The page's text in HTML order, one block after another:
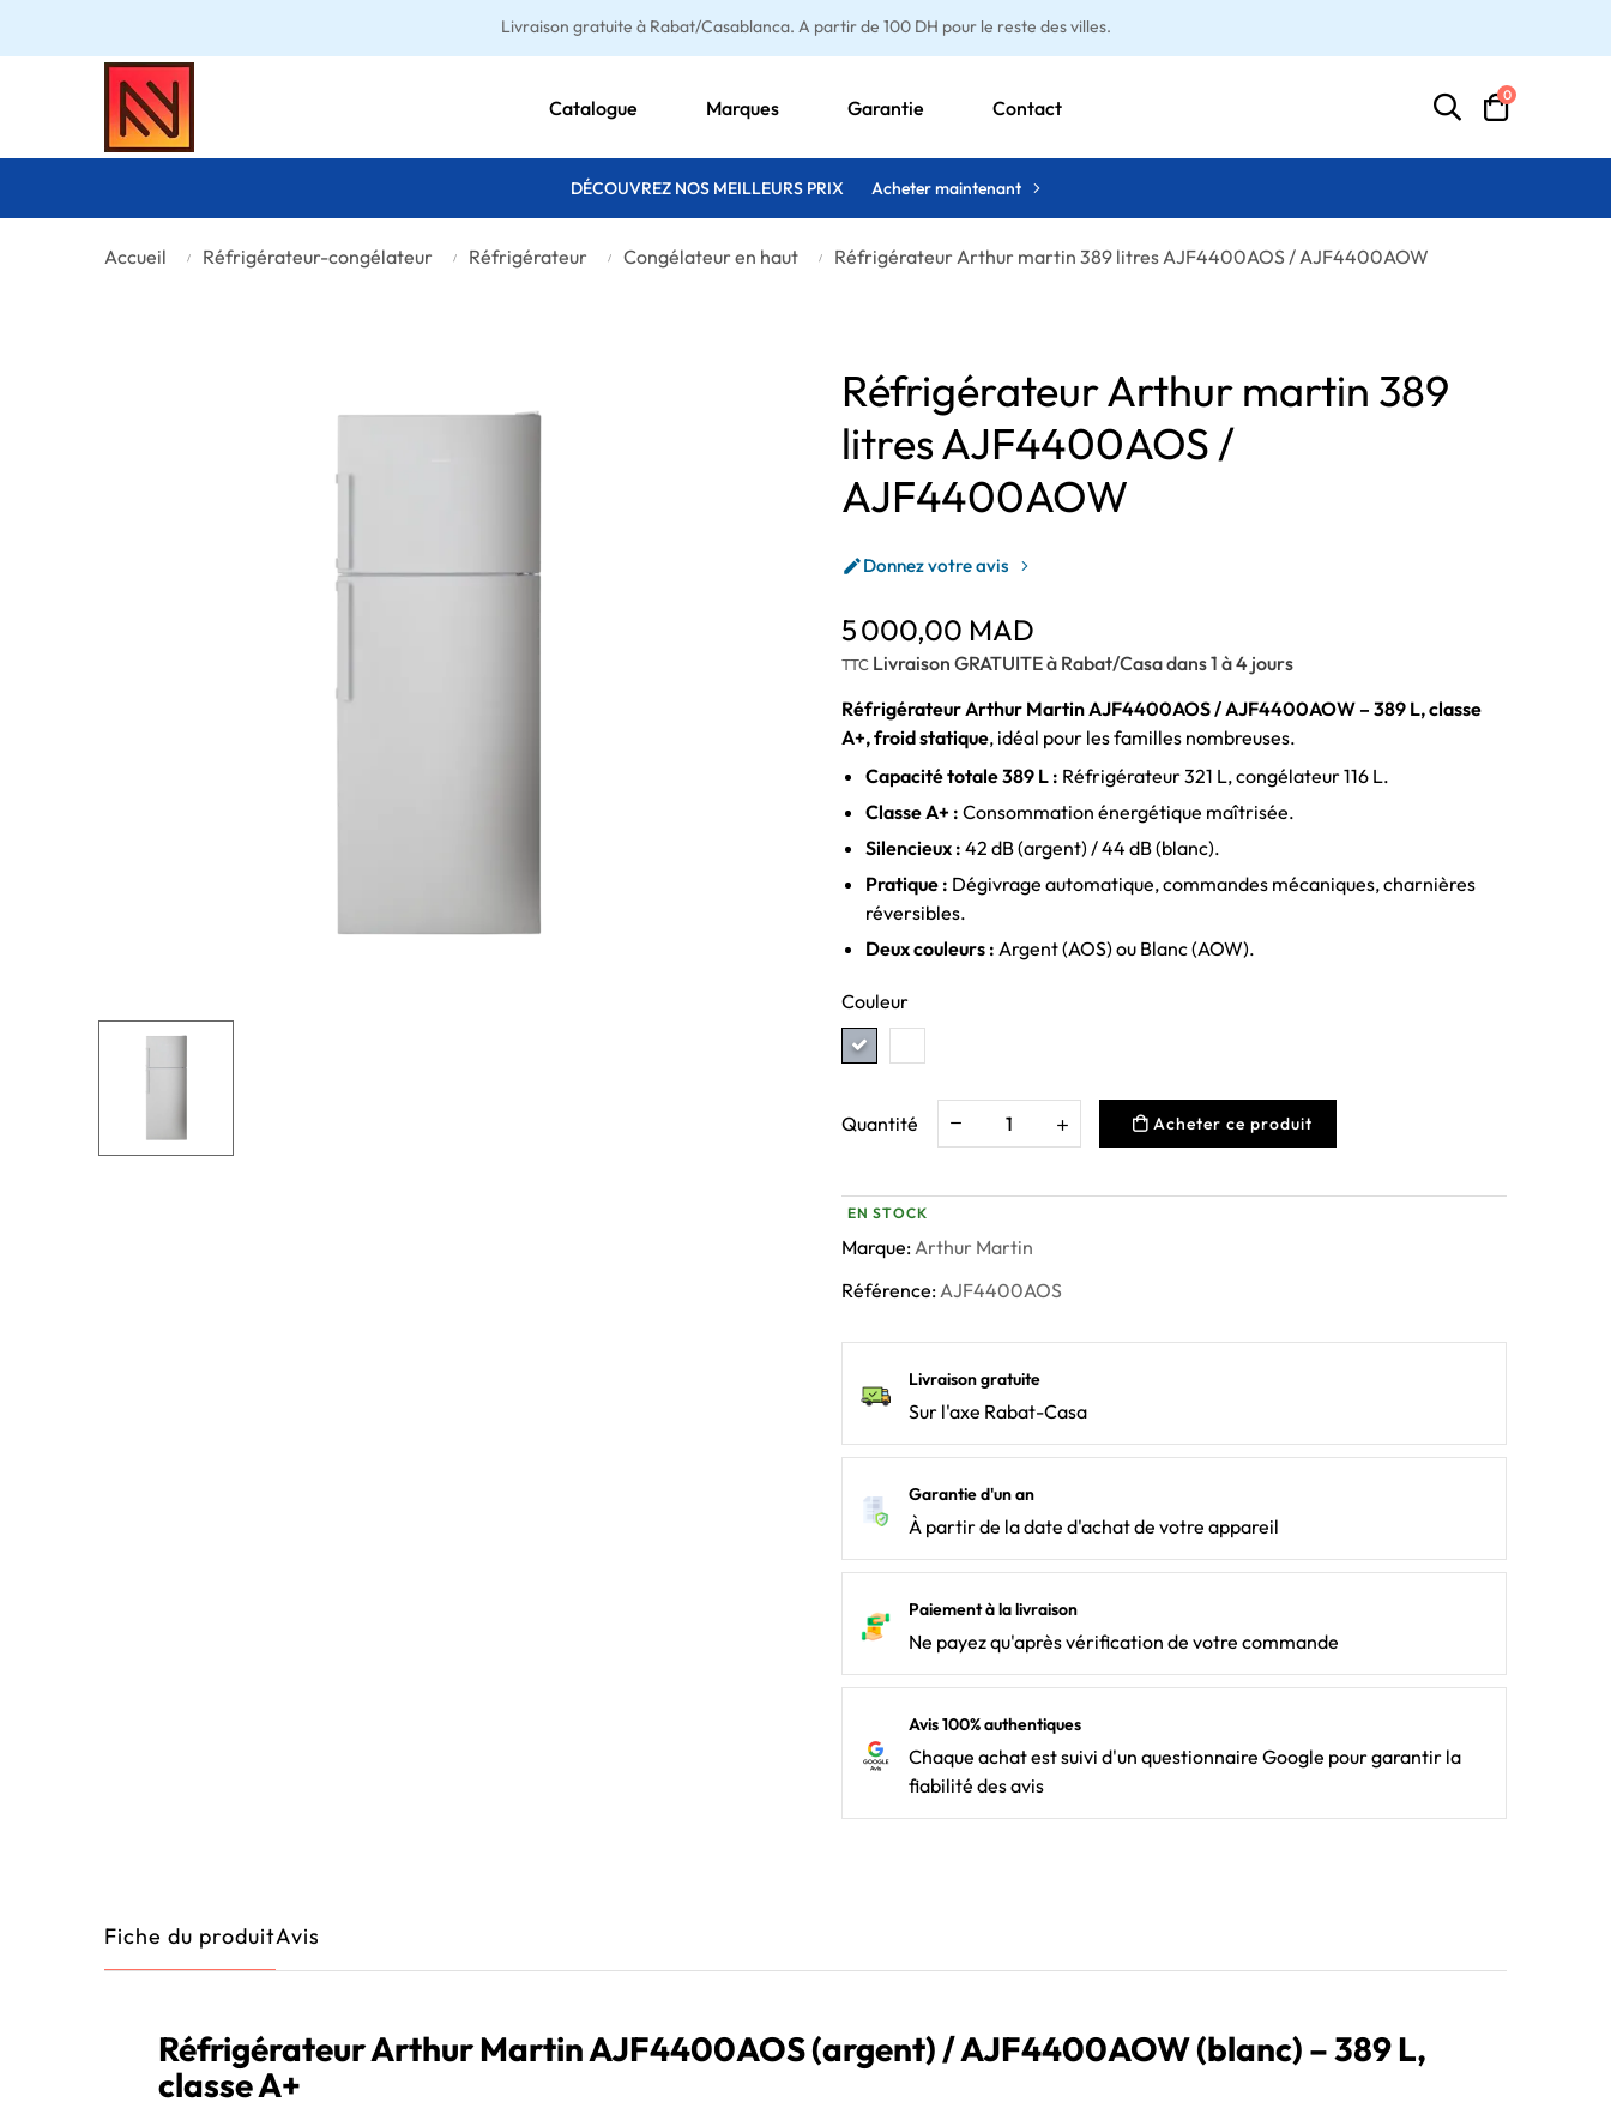
Livraison gratuite à Rabat/Casablanca. A partir de 100 DH pour le reste des villes.
Catalogue Marques Garantie Contact
0
DÉCOUVREZ NOS MEILLEURS PRIX Acheter maintenant
Accueil Réfrigérateur-congélateur Réfrigérateur Congélateur en haut Réfrigérateur Arthur martin 389 litres AJF4400AOS / AJF4400AOW
Réfrigérateur Arthur martin 389
litres AJF4400AOS /
AJF4400AOW
Donnez votre avis
5 000,00 MAD
TTC Livraison GRATUITE à Rabat/Casa dans 1 à 4 jours
Réfrigérateur Arthur Martin AJF4400AOS / AJF4400AOW – 389 L, classe
A+, froid statique, idéal pour les familles nombreuses.
Capacité totale 389 L : Réfrigérateur 321 L, congélateur 116 L.
Classe A+ : Consommation énergétique maîtrisée.
Silencieux : 42 dB (argent) / 44 dB (blanc).
Pratique : Dégivrage automatique, commandes mécaniques, charnières
réversibles.
Deux couleurs : Argent (AOS) ou Blanc (AOW).
Couleur
Quantité Acheter ce produit
EN STOCK
Marque:Arthur Martin
Référence:AJF4400AOS
Livraison gratuite
Sur l'axe Rabat-Casa
Garantie d'un an
À partir de la date d'achat de votre appareil
Paiement à la livraison
Ne payez qu'après vérification de votre commande
Avis 100% authentiques
Chaque achat est suivi d'un questionnaire Google pour garantir la
fiabilité des avis
Fiche du produitAvis
Réfrigérateur Arthur Martin AJF4400AOS (argent) / AJF4400AOW (blanc) – 389 L,
classe A+